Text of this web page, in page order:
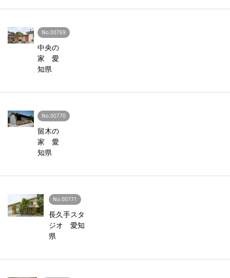
No.00769
中央の
家 愛
知県
No.00770
留木の
家 愛
知県
No.00771
長久手スタ
ジオ 愛知
県